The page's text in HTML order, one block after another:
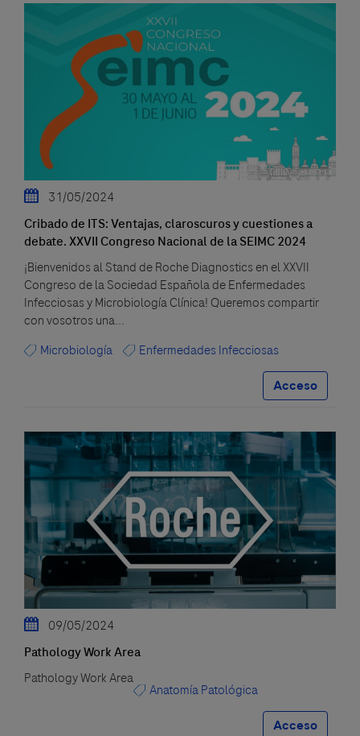
31/05/2024
Cribado de ITS: Ventajas, claroscuros y cuestiones a
debate. XXVII Congreso Nacional de la SEIMC 2024
¡Bienvenidos al Stand de Roche Diagnostics en el XXVII
Congreso de la Sociedad Española de Enfermedades
Infecciosas y Microbiología Clínica! Queremos compartir
con vosotros una...
Microbiología
Enfermedades Infecciosas
Acceso
09/05/2024
Pathology Work Area
Pathology Work Area
Anatomía Patológica
Acceso